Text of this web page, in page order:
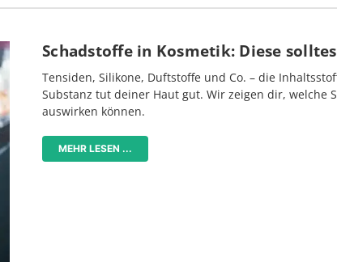
Schadstoffe in Kosmetik: Diese
Tensiden, Silikone, Duftstoffe und Co. – die
Substanz tut deiner Haut gut. Wir zeigen dir, welche
auswirken können.
MEHR LESEN ...